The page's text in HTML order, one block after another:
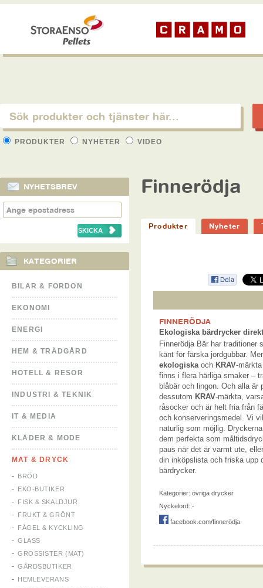
PRODUKTER NYHETER VIDEO
NYHETSBREV
KATEGORIER
BILAR & FORDON
EKONOMI
ENERGI
HEM & TRÄDGÅRD
HOTELL & RESOR
INDUSTRI & TEKNIK
IT & MEDIA
KLÄDER & MODE
MAT & DRYCK
BRÖD
EKO-BUTIKER
FISK & SKALDJUR
FRUKT & GRÖNT
FÅGEL & KYCKLING
GLASS
GROSSISTER (MAT)
GÅRDSBUTIKER
HEMLEVERANS
Finnerödja
Produkter Nyheter
FINNERÖDJA
Ekologiska bärdrycker
Finnerödja Bär har traditioner
känt för färska jordgubbar.
ekologiskaoch KRAV-
finns i flera härliga smaker –
blåbär och lingon. Och alla är
dessutom KRAV-märkta,
råsocker och är helt fria från
och konserveringsmedel. Vi
naturlig som möjlig.
dem perfekta som
paus när det är varmt ute,
din inköpslista och friska upp
bärdrycker.
Kategorier: övriga drycker
Nyckelord: -
facebook.com/finnerödja